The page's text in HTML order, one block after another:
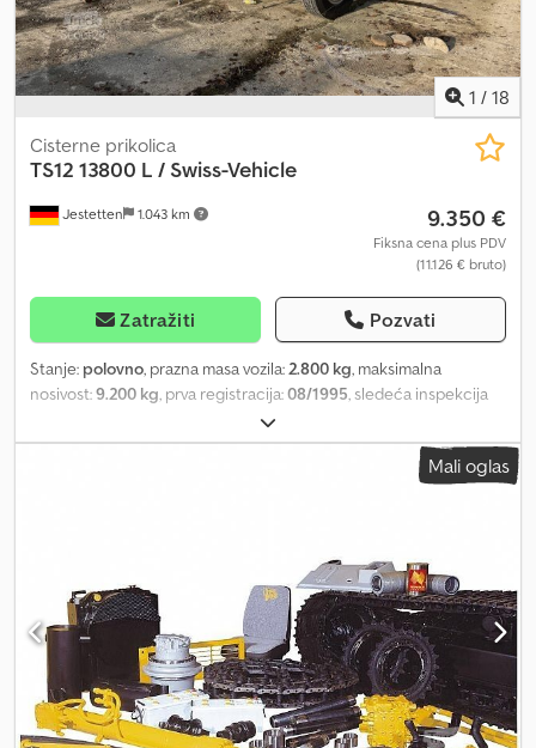
1 / 18
Jestetten 1.043 km
Cisterne prikolica
TS12 13800 L / Swiss-Vehicle
9.350 €
Fiksna cena plus PDV
(11.126 € bruto)
Zatražiti Pozvati
Stanje: polovno, prazna masa vozila:2.800 kg, maksimalna
nosivost:9.200 kg, prva registracija:08/1995, sledeća inspekcija
25.500 mm
dimenzija gume:295 / 80 R 22.5 / 8mm, dimenzija prednje gume:
Mali oglas